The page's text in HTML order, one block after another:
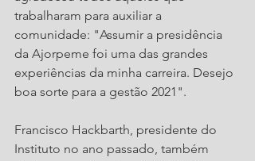
trabalharam para auxiliar a
comunidade: "Assumir a presidência
da Ajorpeme foi uma das grandes
experiências da minha carreira. Desejo
boa sorte para a gestão 2021".
Francisco Hackbarth, presidente do
Instituto no ano passado, também